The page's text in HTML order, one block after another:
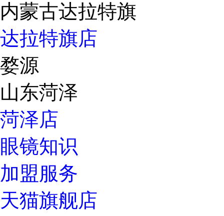
内蒙古达拉特旗
达拉特旗店
婺源
山东菏泽
菏泽店
眼镜知识
加盟服务
天猫旗舰店